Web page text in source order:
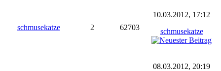
schmusekatze 2 62703
10.03.2012, 17:12
schmusekatze
08.03.2012, 20:19